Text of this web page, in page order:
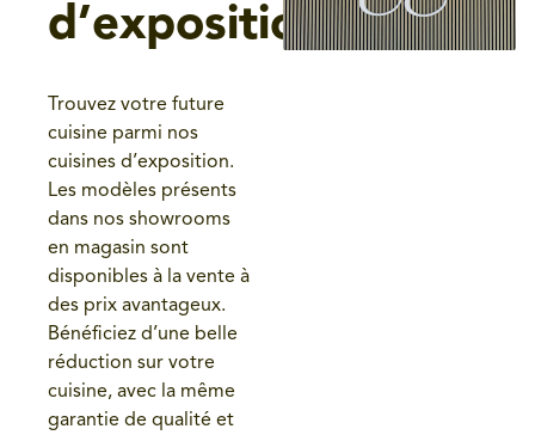
d’exposition
Trouvez votre future
cuisine parmi nos
cuisines d’exposition.
Les modèles présents
dans nos showrooms
en magasin sont
disponibles à la vente à
des prix avantageux.
Bénéficiez d’une belle
réduction sur votre
cuisine, avec la même
garantie de qualité et